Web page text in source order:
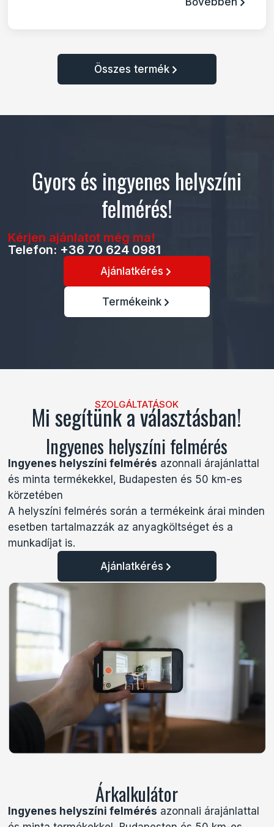
Összes termék
Gyors és ingyenes helyszíni
felmérés!
Kérjen ajánlatot még ma!
Telefon: +36 70 624 0981
Ajánlatkérés
Termékeink
SZOLGÁLTATÁSOK
Mi segítünk a választásban!
Ingyenes helyszíni felmérés
Ingyenes helyszíni felmérés azonnali árajánlattal
és minta termékekkel, Budapesten és 50 km-es
körzetében
A helyszíni felmérés során a termékeink árai minden
esetben tartalmazzák az anyagköltséget és a
munkadíjat is.
Ajánlatkérés
Árkalkulátor
Ingyenes helyszíni felmérés azonnali árajánlattal